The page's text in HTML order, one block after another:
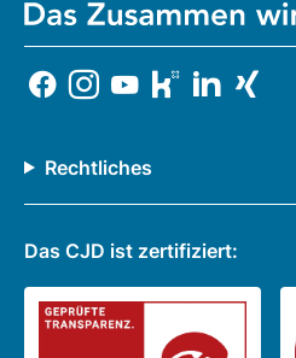
Rechtliches
Das CJD ist zertifiziert: